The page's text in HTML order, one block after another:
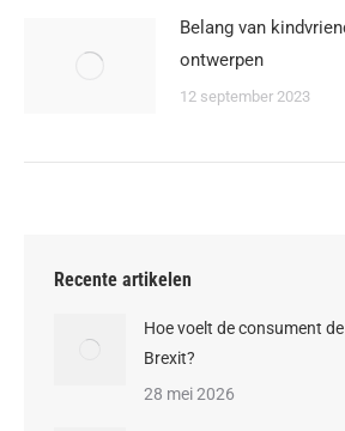
Belang van
ontwerpen
12 september 2023
Recente artikelen
Hoe voelt de consument
Brexit?
28 mei 2026